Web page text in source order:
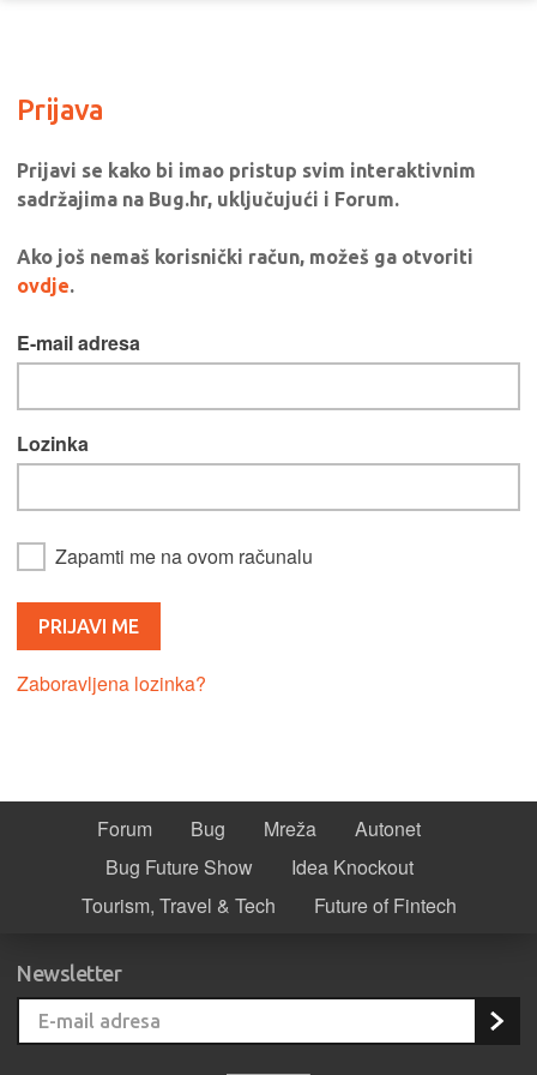
Prijava
Prijavi se kako bi imao pristup svim interaktivnim
sadržajima na Bug.hr, uključujući i Forum.
Ako još nemaš korisnički račun, možeš ga otvoriti
ovdje.
E-mail adresa
Lozinka
Zapamti me na ovom računalu
Zaboravljena lozinka?
Forum Bug Mreža
Autonet
Bug Future Show
Idea Knockout
Tourism, Travel & Tech
Future of Fintech
Newsletter